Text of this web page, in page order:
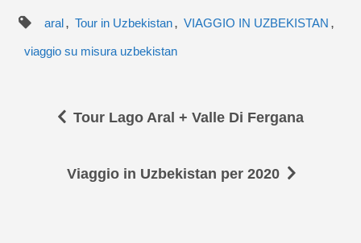
aral, Tour in Uzbekistan, VIAGGIO IN UZBEKISTAN ,
viaggio su misura uzbekistan
Tour Lago Aral + Valle Di Fergana
Viaggio in Uzbekistan per 2020